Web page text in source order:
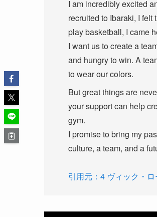
I am incredibly excited
recruited to Ibaraki, I felt
play basketball, I came
I want us to create a
and hungry to win. A
to wear our colors.
But great things are
your support can help
gym.
I promise to bring my
culture, a team, and a
引用元：4 ヴィック・